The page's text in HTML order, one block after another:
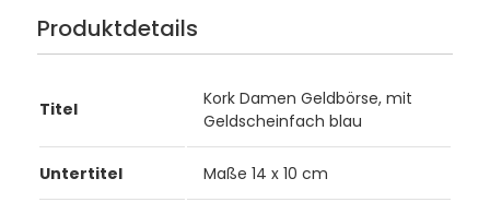
Produktdetails
Titel
Kork Damen Geldbörse, mit
Geldscheinfach blau
Untertitel Maße 14 x 10 cm